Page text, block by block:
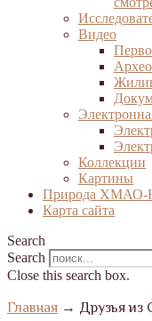
Видео
Коллекции
Картины
Природа
Карта сайта
Search
Search
Close this search box.
Главная → Друзья из